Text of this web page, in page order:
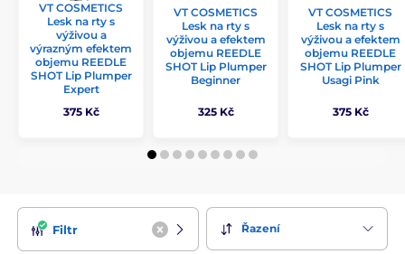
VT COSMETICS
Lesk na rty s
výživou a
výrazným efektem
objemu REEDLE
SHOT Lip Plumper
Expert
375 Kč
VT COSMETICS
Lesk na rty s
výživou a efektem
objemu REEDLE
SHOT Lip Plumper
Beginner
325 Kč
VT COSMETICS
Lesk na rty s
výživou a efektem
objemu REEDLE
SHOT Lip Plumper
Usagi Pink
375 Kč
Filtr Řazení